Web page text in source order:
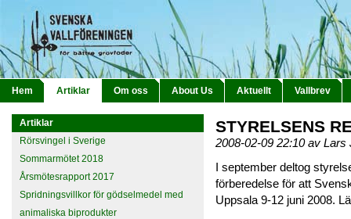
Hem Artiklar Om oss About Us Aktuellt Vallbrev
Artiklar
Rörsvingel i Sverige
Sommarmötet 2018
Årsmötesrapport 2017
Spridningsvillkor för gödselmedel med
animaliska biprodukter
STYRELSENS
2008-02-09 22:10 av
I september deltog
förberedelse för att
Uppsala 9-12 juni 2008.